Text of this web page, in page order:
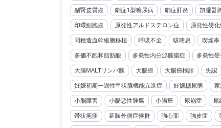
副腎皮質癌 劇症1型糖尿病 劇症肝炎 加湿器
印環細胞癌 原発性アルドステロン症 原発性硬
同種造血幹細胞移植 呼吸不全 咳喘息 喫煙率
多価不飽和脂肪酸 多発性内分泌腫瘍症 多発性
大腸MALTリンパ腫 大腸癌 大腸癌検診 失認
妊娠初期一過性甲状腺機能亢進症 妊娠糖尿病
小脳障害 小腸悪性腫瘍 小腸癌 尿崩症 尿
帯状疱疹 延髄外側症候群 強心薬 強皮症